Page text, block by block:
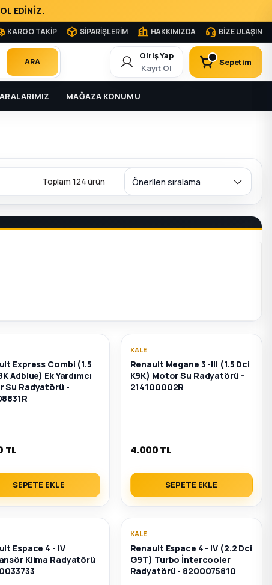
EDİNİZ.
KARGO TAKİP SİPARİŞLERİM HAKKIMIZDA BİZE ULAŞIN
ARA
Giriş Yap
Kayıt Ol
Sepetim
MAĞAZA KONUMU
Toplam 124 ürün
Express Combi (1.5
Adblue) Ek Yardımcı
Su Radyatörü -
TL
SEPETE EKLE
KALE
Renault Megane 3 -III (1.5 Dci
K9K) Motor Su Radyatörü -
214100002R
4.000 TL
SEPETE EKLE
Espace 4 - IV
Klima Radyatörü
KALE
Renault Espace 4 - IV (2.2 Dci
G9T) Turbo İntercooler
Radyatörü - 8200075810